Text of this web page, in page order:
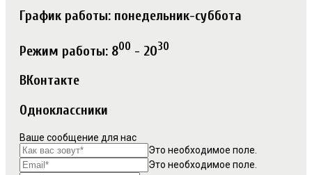
График работы: понедельник-суббота
Режим работы: 800 - 2030
ВКонтакте
Одноклассники
Ваше сообщение для нас
Это необходимое поле.
Это необходимое поле.